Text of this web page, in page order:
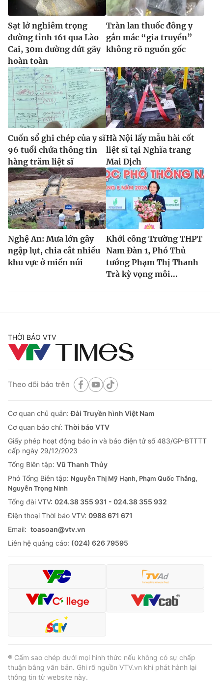
Sạt lở nghiêm trọng
đường tỉnh 161 qua Lào
Cai, 30m đường đứt gãy
hoàn toàn
Tràn lan thuốc đông y
gắn mác “gia truyền”
không rõ nguồn gốc
Cuốn sổ ghi chép của y sĩ
96 tuổi chứa thông tin
hàng trăm liệt sĩ
Hà Nội lấy mẫu hài cốt
liệt sĩ tại Nghĩa trang
Mai Dịch
Nghệ An: Mưa lớn gây
ngập lụt, chia cắt nhiều
khu vực ở miền núi
Khởi công Trường THPT
Nam Đàn 1, Phó Thủ
tướng Phạm Thị Thanh
Trà kỳ vọng môi...
THỜI BÁO VTV
Theo dõi báo trên
Cơ quan chủ quản:Đài Truyền hình Việt Nam
Cơ quan báo chí: Thời báo VTV
Giấy phép hoạt động báo in và báo điện tử số 483/GP-BTTTT
cấp ngày 29/12/2023
Tổng Biên tập: Vũ Thanh Thủy
Phó Tổng Biên tập: Nguyễn Thị Mỹ Hạnh, Phạm Quốc Thắng,
Nguyễn Trọng Ninh
Tổng đài VTV: 024.38 355 931 - 024.38 355 932
Ðiện thoại Thời báo VTV: 0988 671 671
Email: toasoan@vtv.vn
Liên hệ quảng cáo: (024) 626 79595
® Cấm sao chép dưới mọi hình thức nếu không có sự chấp
thuận bằng văn bản. Ghi rõ nguồn VTV.vn khi phát hành lại
thông tin từ website này.